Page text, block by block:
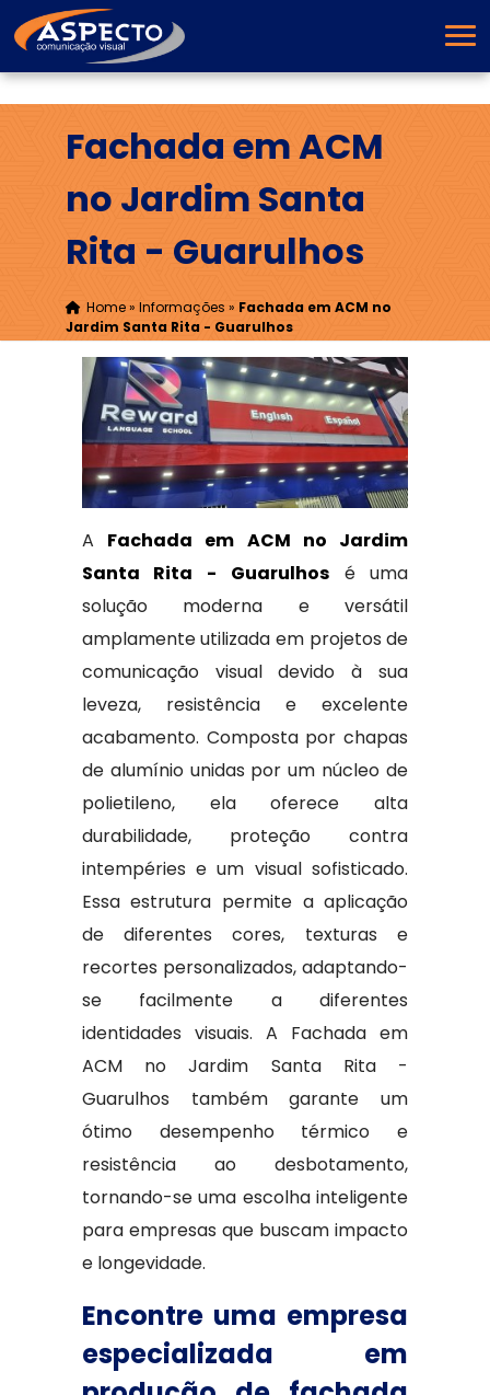
Fachada em ACM
no Jardim Santa
Rita - Guarulhos
Home» Informações » Fachada em ACM no
Jardim Santa Rita - Guarulhos
A Fachada em ACM no Jardim
Santa Rita - Guarulhosé uma
solução moderna e versátil
amplamente utilizada em projetos de
comunicação visual devido à sua
leveza, resistência e excelente
acabamento. Composta por chapas
de alumínio unidas por um núcleo de
polietileno, ela oferece alta
durabilidade, proteção contra
intempéries e um visual sofisticado.
Essa estrutura permite a aplicação
de diferentes cores, texturas e
recortes personalizados, adaptando-
se facilmente a diferentes
identidades visuais. A Fachada em
ACM no Jardim Santa Rita -
Guarulhos também garante um
ótimo desempenho térmico e
resistência ao desbotamento,
tornando-se uma escolha inteligente
para empresas que buscam impacto
e longevidade.
Encontre uma empresa
especializada em